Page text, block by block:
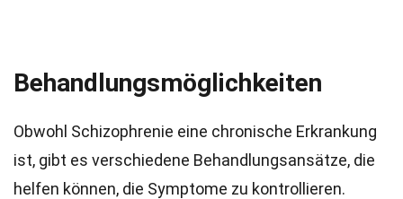
Behandlungsmöglichkeiten
Obwohl Schizophrenie eine chronische Erkrankung
ist, gibt es verschiedene Behandlungsansätze, die
helfen können, die Symptome zu kontrollieren.